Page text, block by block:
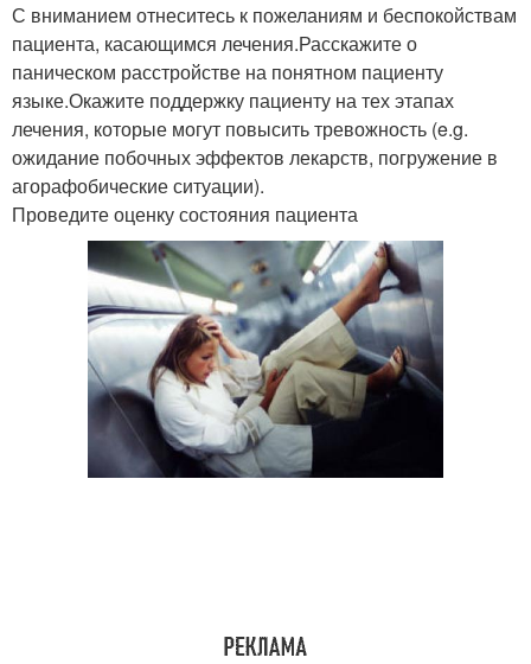
С вниманием отнеситесь к пожеланиям и беспокойствам
пациента, касающимся лечения.Расскажите о
паническом расстройстве на понятном пациенту
языке.Окажите поддержку пациенту на тех этапах
лечения, которые могут повысить тревожность (e.g.
ожидание побочных эффектов лекарств, погружение в
агорафобические ситуации).
Проведите оценку состояния пациента